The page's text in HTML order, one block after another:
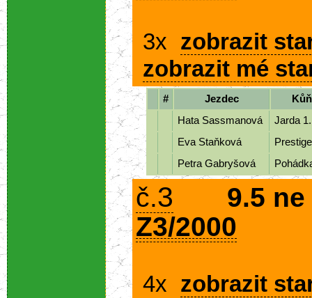
3x zobrazit
zobrazit mé
# Jezdec
Kůň
Hata Sassmanová
Jarda
Eva Staňková
Petra Gabryšová
č.3
9.5 ne
Z3/2000
4x zobrazit